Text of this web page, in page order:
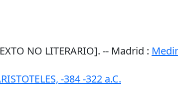
NO LITERARIO]. -- Madrid :
-384 -322 a.C.